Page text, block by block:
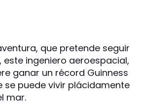
que pretende seguir
este ingeniero aeroespacial,
ganar un récord Guinness
se puede vivir plácidamente
mar.